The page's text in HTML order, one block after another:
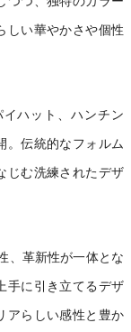
しい華やかさや個性
ハット、ハンチン
。伝統的なフォルム
じむ洗練されたデザ
、革新性が一体とな
手に引き立てるデザ
アらしい感性と豊か